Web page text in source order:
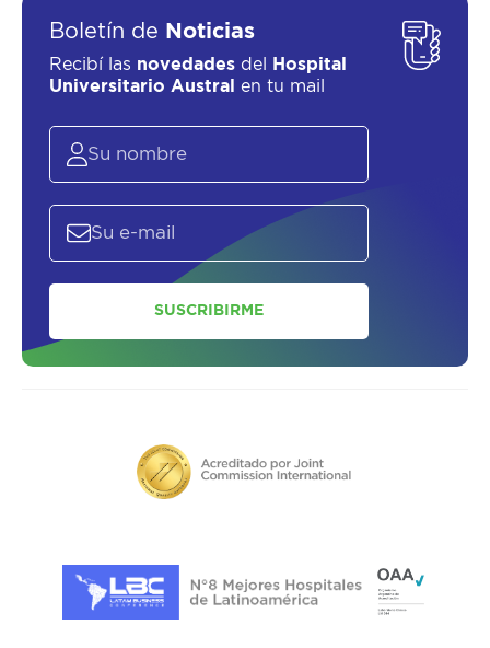
Boletín de Noticias
Recibí las novedades del
Hospital
Universitario Austral
en tu mail
SUSCRIBIRME